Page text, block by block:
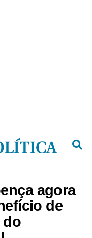
agora
de
do